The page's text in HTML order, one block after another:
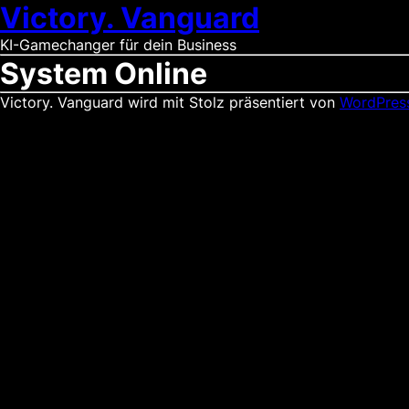
Victory. Vanguard
KI-Gamechanger für dein Business
System Online
Victory. Vanguard wird mit Stolz präsentiert von